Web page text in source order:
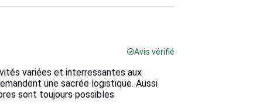
Avis vérifié
variées et interressantes aux
une sacrée logistique. Aussi
sont toujours possibles